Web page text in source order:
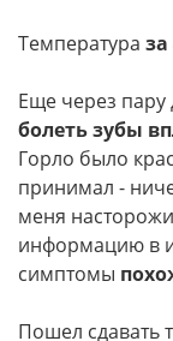
Температура
Еще через
болеть зубы
Горло было
принимал -
меня
информацию в
симптомы
Пошел сдавать